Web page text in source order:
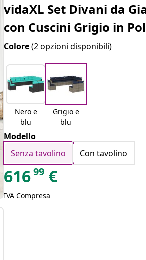
vidaXL Set Divani da
con Cuscini Grigio in
Colore(2 opzioni disponibili)
Nero e
blu
Grigio e
blu
Modello
Senza tavolino
Con tavolino
61699 €
IVA Compresa